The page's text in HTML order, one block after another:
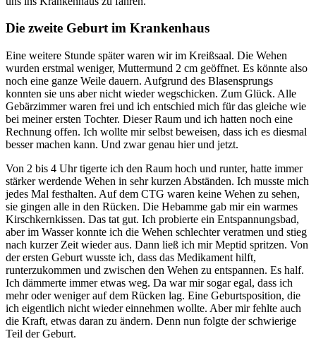
Die zweite Geburt im Krankenhaus
Eine weitere Stunde später waren wir im Kreißsaal. Die Wehen
wurden erstmal weniger, Muttermund 2 cm geöffnet. Es könnte also
noch eine ganze Weile dauern. Aufgrund des Blasensprungs
konnten sie uns aber nicht wieder wegschicken. Zum Glück. Alle
Gebärzimmer waren frei und ich entschied mich für das gleiche wie
bei meiner ersten Tochter. Dieser Raum und ich hatten noch eine
Rechnung offen. Ich wollte mir selbst beweisen, dass ich es diesmal
besser machen kann. Und zwar genau hier und jetzt.
Von 2 bis 4 Uhr tigerte ich den Raum hoch und runter, hatte immer
stärker werdende Wehen in sehr kurzen Abständen. Ich musste mich
jedes Mal festhalten. Auf dem CTG waren keine Wehen zu sehen,
sie gingen alle in den Rücken. Die Hebamme gab mir ein warmes
Kirschkernkissen. Das tat gut. Ich probierte ein Entspannungsbad,
aber im Wasser konnte ich die Wehen schlechter veratmen und stieg
nach kurzer Zeit wieder aus. Dann ließ ich mir Meptid spritzen. Von
der ersten Geburt wusste ich, dass das Medikament hilft,
runterzukommen und zwischen den Wehen zu entspannen. Es half.
Ich dämmerte immer etwas weg. Da war mir sogar egal, dass ich
mehr oder weniger auf dem Rücken lag. Eine Geburtsposition, die
ich eigentlich nicht wieder einnehmen wollte. Aber mir fehlte auch
die Kraft, etwas daran zu ändern. Denn nun folgte der schwierige
Teil der Geburt.